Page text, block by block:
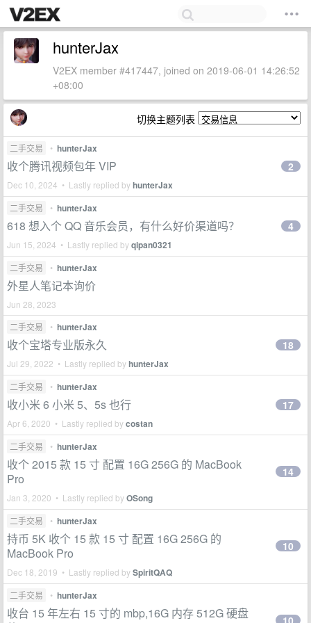
hunterJax
V2EX member #417447, joined on 2019-06-01 14:26:52
+08:00
切换主题列表
二手交易 • hunterJax
收个腾讯视频包年 VIP
Dec 10, 2024 • Lastly replied byhunterJax
2
二手交易 • hunterJax
618 想入个 QQ 音乐会员，有什么好价渠道吗？
Jun 15, 2024 • Lastly replied byqipan0321
4
二手交易 • hunterJax
外星人笔记本询价
Jun 28, 2023
二手交易
• hunterJax
收个宝塔专业版永久
Jul 29, 2022 • Lastly replied byhunterJax
18
二手交易 • hunterJax
收小米 6 小米 5、5s 也行
Apr 6, 2020 • Lastly replied bycostan
17
二手交易 • hunterJax
收个 2015 款 15 寸 配置 16G 256G 的 MacBook
Pro
Jan 3, 2020 • Lastly replied byOSong
14
二手交易 • hunterJax
持币 5K 收个 15 款 15 寸 配置 16G 256G 的
MacBook Pro
Dec 18, 2019 • Lastly replied bySpiritQAQ
10
二手交易 • hunterJax
收台 15 年左右 15 寸的 mbp,16G 内存 512G 硬盘
10